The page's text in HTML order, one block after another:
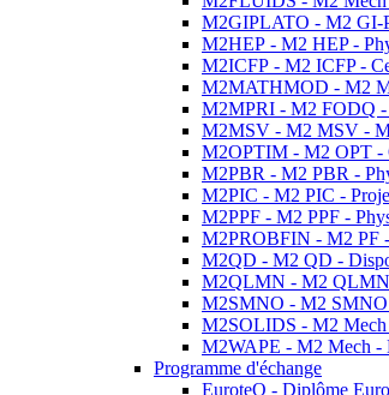
M2GIPLATO - M2 GI-
M2HEP - M2 HEP -
M2ICFP - M2 ICFP -
M2MATHMOD - M2
M2MPRI - M2 FODQ -
M2MSV - M2 MSV -
M2OPTIM - M2 OPT -
M2PBR - M2 PBR -
M2PIC - M2 PIC -
M2PPF - M2 PPF -
M2PROBFIN - M2 PF
M2QD - M2 QD -
M2QLMN - M2 QLMN
M2SMNO - M2 SMNO
M2SOLIDS - M2 Mech
M2WAPE - M2 Mech -
Programme d'échange
EuroteQ - Diplôme